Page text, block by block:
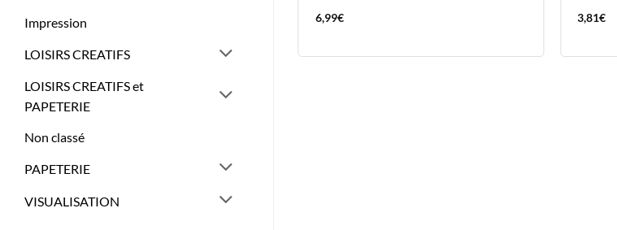
Impression
LOISIRS CREATIFS
LOISIRS CREATIFS et
PAPETERIE
Non classé
PAPETERIE
VISUALISATION
6,99€ 3,81€
4,73